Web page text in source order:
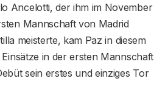
Ancelotti, der ihm im November
Mannschaft von Madrid
meisterte, kam Paz in diesem
in der ersten Mannschaft
sein erstes und einziges Tor